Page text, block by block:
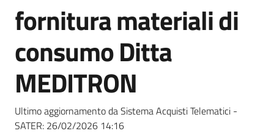
Bandi
strumenti
acquisto
Supporto
Salta al contenuto
fornitura materiali di
consumo Ditta
MEDITRON
Ultimo aggiornamento da Sistema Acquisti Telematici -
SATER: 26/02/2026 14:16